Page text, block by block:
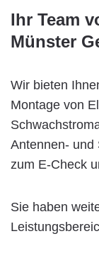
Ihr Team
Münster
Wir bieten
Montage von
Antennen- und
zum E-Check
Sie haben